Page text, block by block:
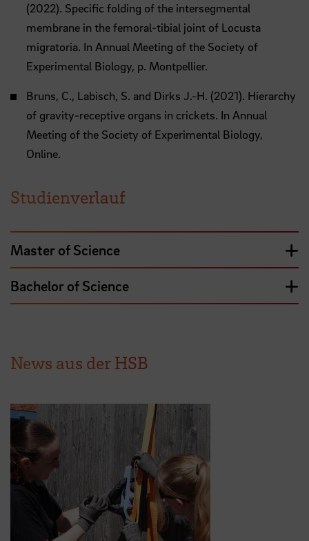
(2022). Specific folding of the intersegmental
membrane in the femoral-tibial joint of Locusta
migratoria. In Annual Meeting of the Society of
Experimental Biology, p. Montpellier.
Bruns, C., Labisch, S. and Dirks J.-H. (2021). Hierarchy
of gravity-receptive organs in crickets. In Annual
Meeting of the Society of Experimental Biology,
Online.
Studienverlauf
Master of Science
Bachelor of Science
News aus der HSB